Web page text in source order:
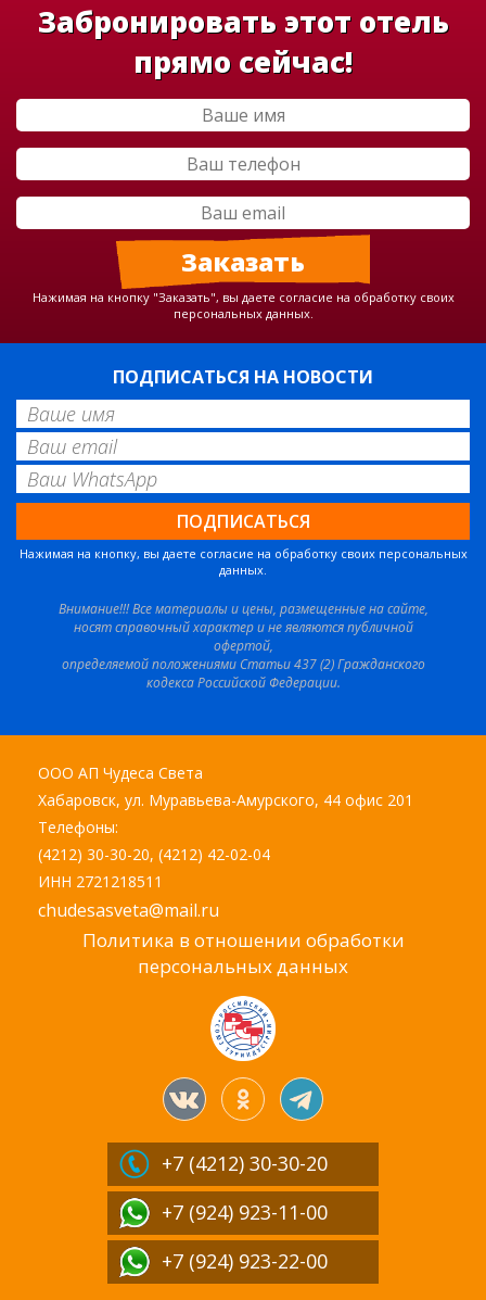
Забронировать этот отель
прямо сейчас!
Нажимая на кнопку "Заказать", вы даете согласие на обработку своих
персональных данных.
ПОДПИСАТЬСЯ НА НОВОСТИ
Нажимая на кнопку, вы даете согласие на обработку своих персональных
данных.
Внимание!!! Все материалы и цены, размещенные на сайте,
носят справочный характер и не являются публичной
офертой,
определяемой положениями Статьи 437 (2) Гражданского
кодекса Российской Федерации.
ООО АП Чудеса Света
Хабаровск, ул. Муравьева-Амурского, 44 офис 201
Телефоны:
(4212) 30-30-20, (4212) 42-02-04
ИНН 2721218511
chudesasveta@mail.ru
Политика в отношении обработки
персональных данных
+7 (4212) 30-30-20
+7 (924) 923-11-00
+7 (924) 923-22-00